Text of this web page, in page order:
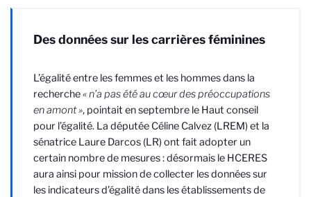
Des données sur les carrières féminines
L’égalité entre les femmes et les hommes dans la
recherche« n’a pas été au cœur des préoccupations
en amont », pointait en septembre le Haut conseil
pour l’égalité. La députée Céline Calvez (LREM) et la
sénatrice Laure Darcos (LR) ont fait adopter un
certain nombre de mesures : désormais le HCERES
aura ainsi pour mission de collecter les données sur
les indicateurs d’égalité dans les établissements de